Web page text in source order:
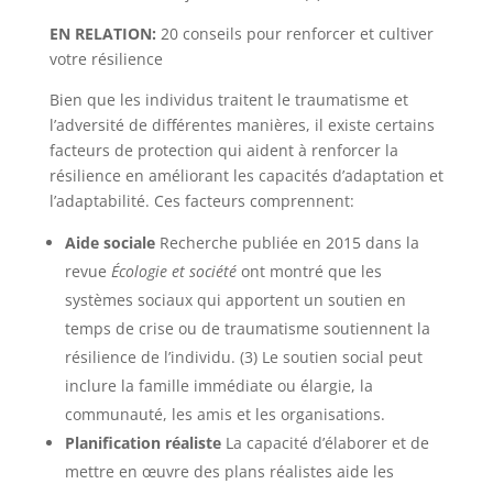
EN RELATION: 20 conseils pour renforcer et cultiver
votre résilience
Bien que les individus traitent le traumatisme et
l’adversité de différentes manières, il existe certains
facteurs de protection qui aident à renforcer la
résilience en améliorant les capacités d’adaptation et
l’adaptabilité. Ces facteurs comprennent:
Aide socialeRecherche publiée en 2015 dans la
revue Écologie et sociétéont montré que les
systèmes sociaux qui apportent un soutien en
temps de crise ou de traumatisme soutiennent la
résilience de l’individu. (3) Le soutien social peut
inclure la famille immédiate ou élargie, la
communauté, les amis et les organisations.
Planification réalisteLa capacité d’élaborer et de
mettre en œuvre des plans réalistes aide les